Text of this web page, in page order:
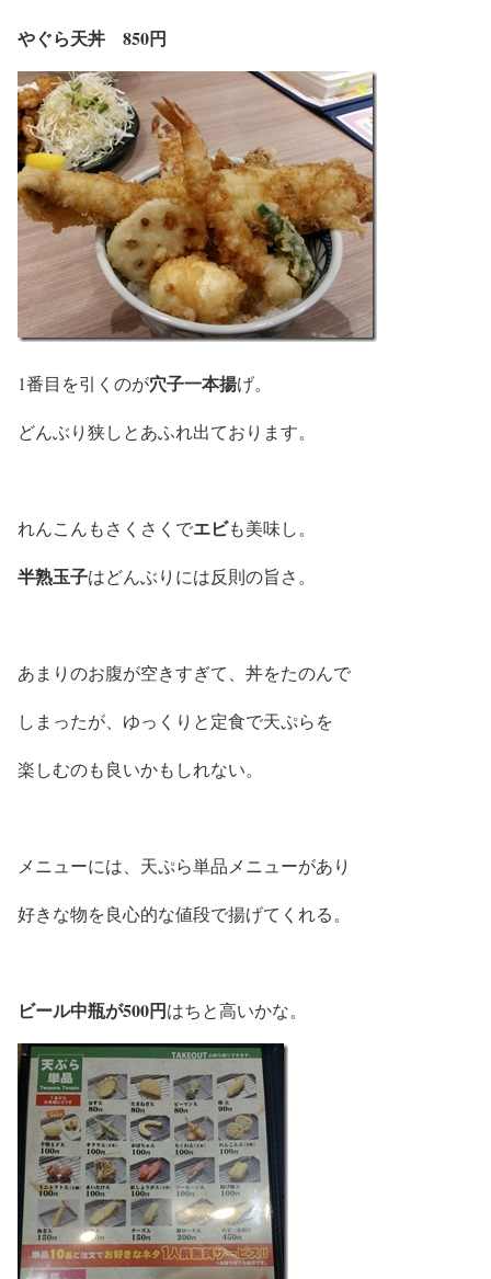
やぐら天丼 850円
1番目を引くのが穴子一本揚げ。
どんぶり狭しとあふれ出ております。
れんこんもさくさくでエビも美味し。
半熟玉子はどんぶりには反則の旨さ。
あまりのお腹が空きすぎて、丼をたのんで
しまったが、ゆっくりと定食で天ぷらを
楽しむのも良いかもしれない。
メニューには、天ぷら単品メニューがあり
好きな物を良心的な値段で揚げてくれる。
ビール中瓶が500円はちと高いかな。